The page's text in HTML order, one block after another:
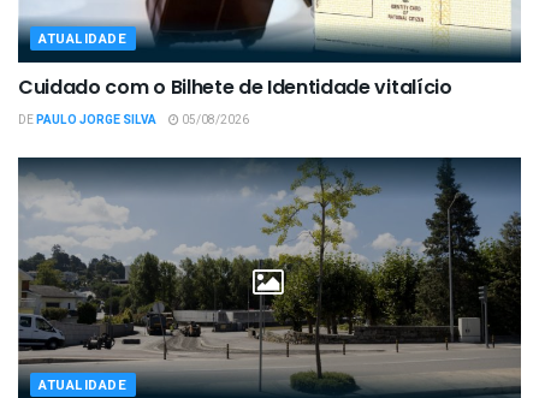
ATUALIDADE
Cuidado com o Bilhete de Identidade vitalício
DEPAULO JORGE SILVA 05/08/2026
ATUALIDADE